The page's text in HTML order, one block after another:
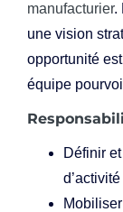
manufacturier.
une vision
opportunité
équipe
Définir
d’activité